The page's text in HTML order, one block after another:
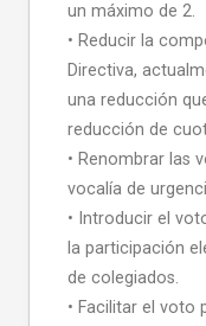
un máximo de 2.
• Reducir la
Directiva,
una reducción
reducción de
• Renombrar las
vocalía de
• Introducir el
la participación
de colegiados.
• Facilitar el voto